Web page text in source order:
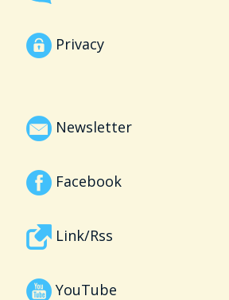
Privacy
Newsletter
Facebook
Link/Rss
YouTube